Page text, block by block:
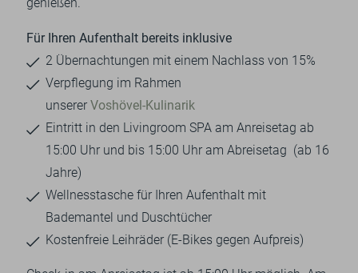
genießen.
Für Ihren Aufenthalt bereits inklusive
2 Übernachtungen mit einem Nachlass von 15%
Verpflegung im Rahmen
unserer Voshövel-Kulinarik
Eintritt in den Livingroom SPA am Anreisetag ab
15:00 Uhr und bis 15:00 Uhr am Abreisetag (ab 16
Jahre)
Wellnesstasche für Ihren Aufenthalt mit
Bademantel und Duschtücher
Kostenfreie Leihräder (E-Bikes gegen Aufpreis)